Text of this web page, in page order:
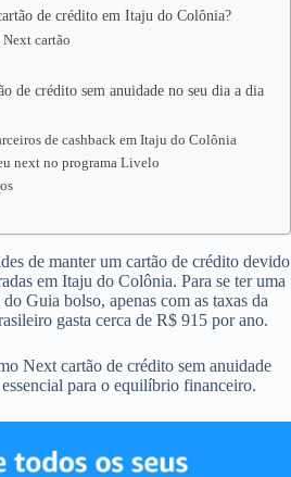
de crédito em Itaju do Colônia?
cartão
de crédito sem anuidade no seu dia a dia
de cashback em Itaju do Colônia
next no programa Livelo
de manter um cartão de crédito devido
em Itaju do Colônia. Para se ter uma
Guia bolso, apenas com as taxas da
gasta cerca de R$ 915 por ano.
Next cartão de crédito sem anuidade
para o equilíbrio financeiro.